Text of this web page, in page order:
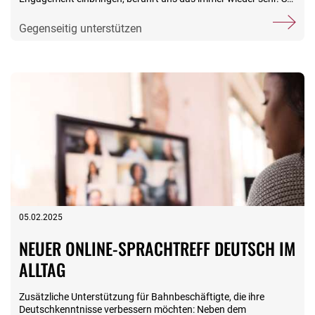
wiederholten Mal haben die Kolleginnen und Kollegen beim Tag
der Schiene Geld gesammelt und es für die Arbeit der Stiftung
bereits im Dezember entgegennehmen dürfen – aber gute
Nachrichten reichen wir gerne nach. Danke an das Team von DB
Cargo für die Treue und an alle freiwilligen Helferinnen und
Helfer, die das Ganze ermöglicht haben. Sie möchten auch
spenden? Sprechen Sie uns an:
www.stiftungsfamilie.de/spenden
Gegenseitig unterstützen
05.02.2025
NEUER ONLINE-SPRACHTREFF DEUTSCH IM
ALLTAG
Zusätzliche Unterstützung für Bahnbeschäftigte, die ihre
Deutschkenntnisse verbessern möchten: Neben dem